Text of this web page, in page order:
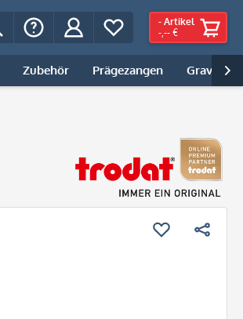
- Artikel
-,-- €
Zubehör Prägezangen Gravur |
